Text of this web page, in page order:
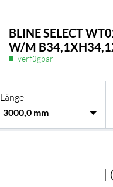
BL Shine Netzteile
BL Netzteile Dimmbar
BLINE SELECT
W/M
verfügbar
Länge